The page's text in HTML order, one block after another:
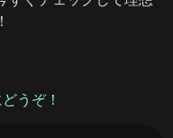
うぞ！